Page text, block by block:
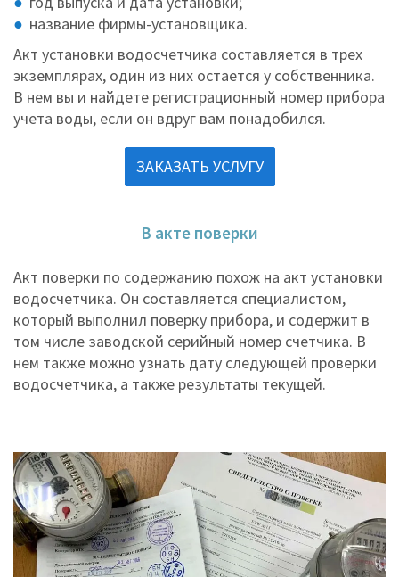
название фирмы-установщика.
Акт установки водосчетчика составляется в трех
экземплярах, один из них остается у собственника.
В нем вы и найдете регистрационный номер прибора
учета воды, если он вдруг вам понадобился.
ЗАКАЗАТЬ УСЛУГУ
В акте поверки
Акт поверки по содержанию похож на акт установки
водосчетчика. Он составляется специалистом,
который выполнил поверку прибора, и содержит в
том числе заводской серийный номер счетчика. В
нем также можно узнать дату следующей проверки
водосчетчика, а также результаты текущей.